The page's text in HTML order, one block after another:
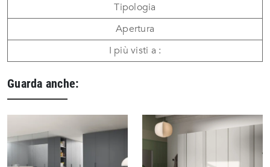
Tipologia
Apertura
I più visti a :
Guarda anche: